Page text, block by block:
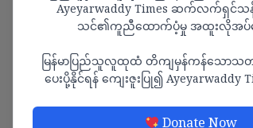
Ayeyarwaddy Times ဆက်လက်ရှင်
သင်၏ကူညီထောက်ပံ့မှု အထူးလိုအပ်န
မြန်မာပြည်သူလူထုထံ တိကျမှန်ကန်သောသ
ပေးပို့နိုင်ရန် ကျေးဇူးပြု၍
Donate Now
သတင်း